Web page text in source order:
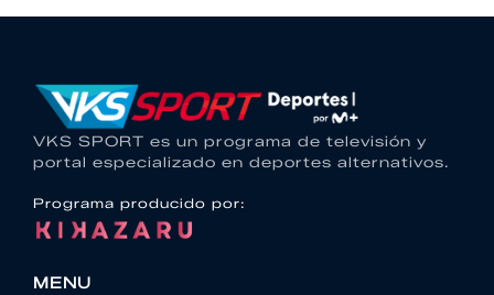
VKS SPORT es un programa de televisión y
portal especializado en deportes alternativos.
Programa producido por:
MENU